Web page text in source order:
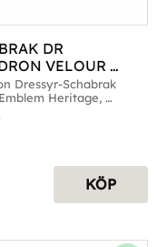
DR
VELOUR
HERITAGE
Dressyr-Schabrak
Heritage,
KÖP